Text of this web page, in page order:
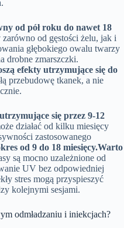
od pół roku do nawet 18
zarówno od gęstości żelu, jak i
głębokiego owalu twarzy
drobne zmarszczki.
efekty utrzymujące się do
przebudowę tkanek, a nie
się przez 9-12
działać od kilku miesięcy
zastosowanego
od 9 do 18 miesięcy.Warto
są mocno uzależnione od
UV bez odpowiedniej
stres mogą przyspieszyć
kolejnymi sesjami.
odmładzaniu i iniekcjach?